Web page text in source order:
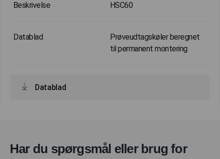
HSC60
Prøveudtagskøler beregnet
til permanent montering
Datablad
Har du spørgsmål eller brug for